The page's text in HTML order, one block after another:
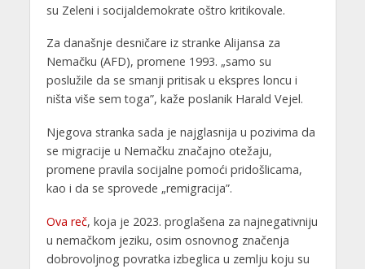
su Zeleni i socijaldemokrate oštro kritikovale.
Za današnje desničare iz stranke Alijansa za
Nemačku (AFD), promene 1993. „samo su
poslužile da se smanji pritisak u ekspres loncu i
ništa više sem toga”, kaže poslanik Harald Vejel.
Njegova stranka sada je najglasnija u pozivima da
se migracije u Nemačku značajno otežaju,
promene pravila socijalne pomoći pridošlicama,
kao i da se sprovede „remigracija”.
Ova reč, koja je 2023. proglašena za najnegativniju
u nemačkom jeziku, osim osnovnog značenja
dobrovoljnog povratka izbeglica u zemlju koju su